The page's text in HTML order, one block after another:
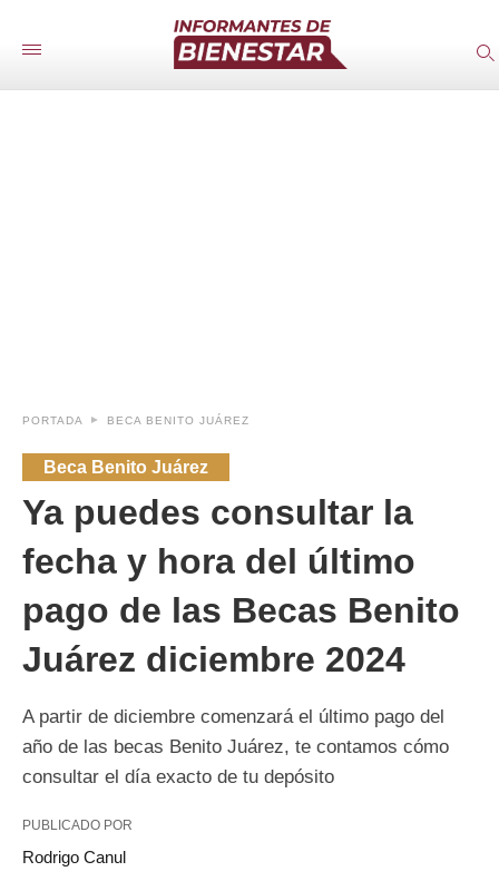
PORTADA BECA BENITO JUÁREZ
Beca Benito Juárez
Ya puedes consultar la
fecha y hora del último
pago de las Becas Benito
Juárez diciembre 2024
A partir de diciembre comenzará el último pago del
año de las becas Benito Juárez, te contamos cómo
consultar el día exacto de tu depósito
PUBLICADO POR
Rodrigo Canul